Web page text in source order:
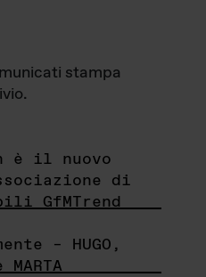
stampa
è il nuovo
di
GfMTrend
– HUGO,